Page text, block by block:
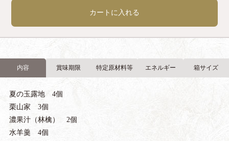
カートに入れる
内容 賞味期限 特定原材料等 エネルギー 箱サイズ
夏の玉露地 4個
栗山家 3個
濃果汁（林檎） 2個
水羊羹 4個